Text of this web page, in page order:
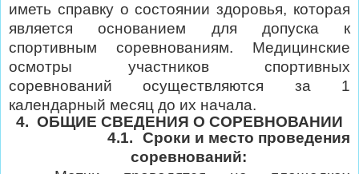
иметь справку о состоянии здоровья, которая
является основанием для допуска к
спортивным соревнованиям. Медицинские
осмотры участников спортивных
соревнований осуществляются за 1
календарный месяц до их начала.
4. ОБЩИЕ СВЕДЕНИЯ О СОРЕВНОВАНИИ
4.1.
Сроки и место проведения
соревнований: